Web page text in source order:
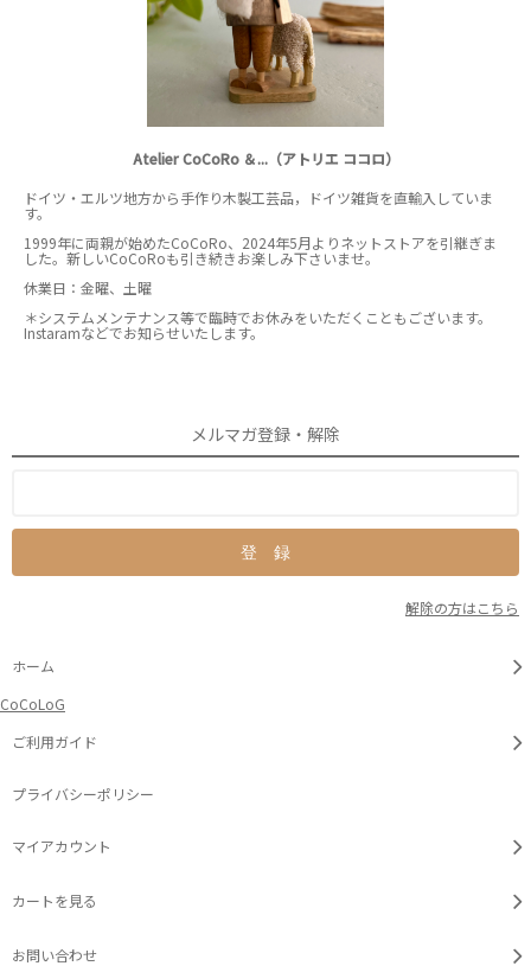
Atelier CoCoRo ＆...（アトリエ ココロ）
ドイツ・エルツ地方から手作り木製工芸品，ドイツ雑貨を直輸入していま
す。
1999年に両親が始めたCoCoRo、2024年5月よりネットストアを引継ぎま
した。新しいCoCoRoも引き続きお楽しみ下さいませ。
休業日：金曜、土曜
＊システムメンテナンス等で臨時でお休みをいただくこともございます。
Instaramなどでお知らせいたします。
メルマガ登録・解除
解除の方はこちら
ホーム
CoCoLoG
ご利用ガイド
プライバシーポリシー
マイアカウント
カートを見る
お問い合わせ